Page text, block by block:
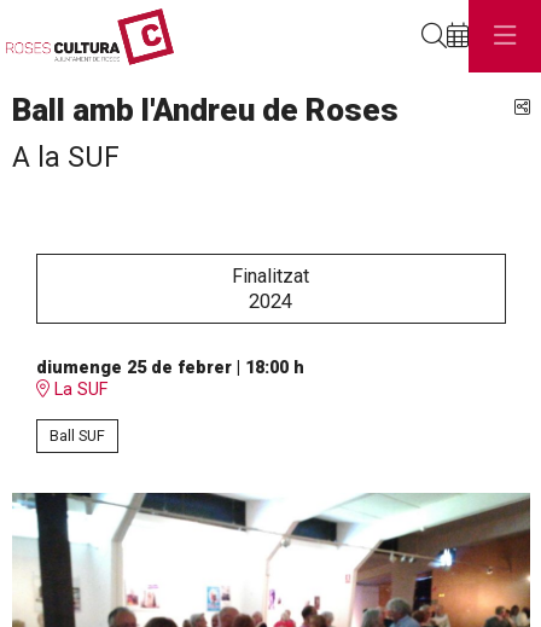
Ball amb l'Andreu de Roses
A la SUF
Finalitzat
2024
diumenge 25 de febrer| 18:00 h
La SUF
Ball SUF